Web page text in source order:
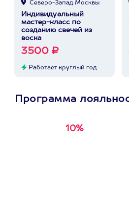
Северо-Запад Москвы
Индивидуальный
мастер-класс по
созданию свечей из
воска
3500 ₽
Работает круглый год
Программа
10%